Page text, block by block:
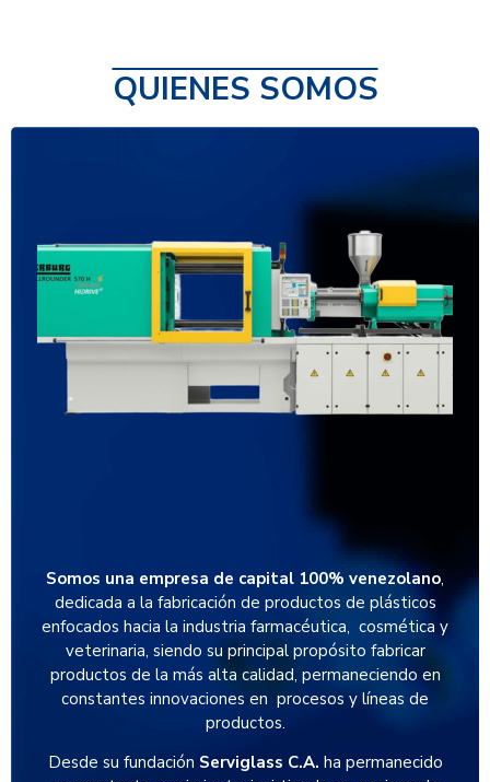
QUIENES SOMOS
Somos una empresa de capital 100% venezolano,
dedicada a la fabricación de productos de plásticos
enfocados hacia la industria farmacéutica, cosmética y
veterinaria, siendo su principal propósito fabricar
productos de la más alta calidad, permaneciendo en
constantes innovaciones en procesos y líneas de
productos.
Desde su fundación Serviglass C.A. ha permanecido